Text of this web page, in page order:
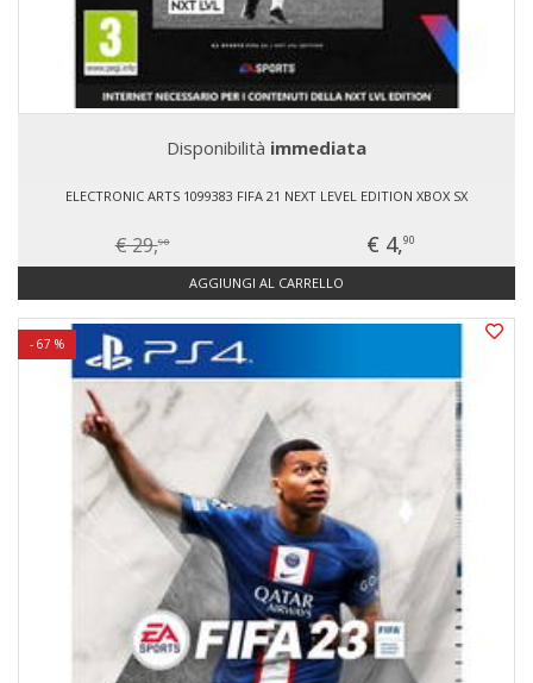
Disponibilità immediata
ELECTRONIC ARTS 1099383 FIFA 21 NEXT LEVEL EDITION XBOX SX
€ 29,90 € 4,90
AGGIUNGI AL CARRELLO
- 67 %